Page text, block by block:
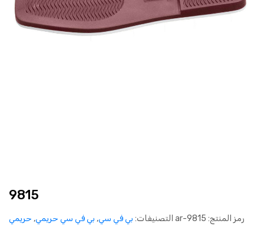
9815
رمز المنتج: 9815-ar التصنيفات: بي في سي, بي في سي حريمي, حريمي